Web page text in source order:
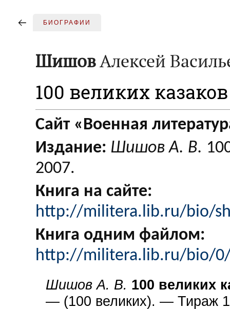
БИОГРАФИИ
ШишовАлексей
100 великих казаков
Сайт «Военная
Издание: Шишов А. В.
2007.
Книга на сайте:
http://militera.lib.ru/bio/
Книга одним файлом:
http://militera.lib.ru/bio/0/
Шишов А. В. 100 великих
— (100 великих). — Тираж